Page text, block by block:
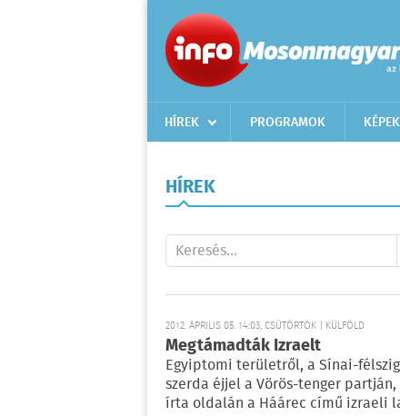
HÍREK PROGRAMOK KÉPEK
HÍREK
2012. ÁPRILIS 05. 14:03, CSÜTÖRTÖK | KÜLFÖLD
Megtámadták Izraelt
Egyiptomi területről, a Sínai-
szerda éjjel a Vörös-tenger
írta oldalán a Háárec című izraeli